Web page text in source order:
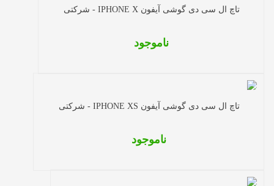
تاچ ال سی دی گوشی آیفون IPHONE X - شرکتی
ناموجود
تاچ ال سی دی گوشی آیفون IPHONE XS - شرکتی
ناموجود